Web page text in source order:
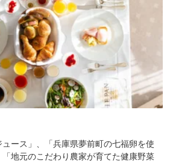
ュース」、「兵庫県夢前町の七福卵を使
地元のこだわり農家が育てた健康野菜